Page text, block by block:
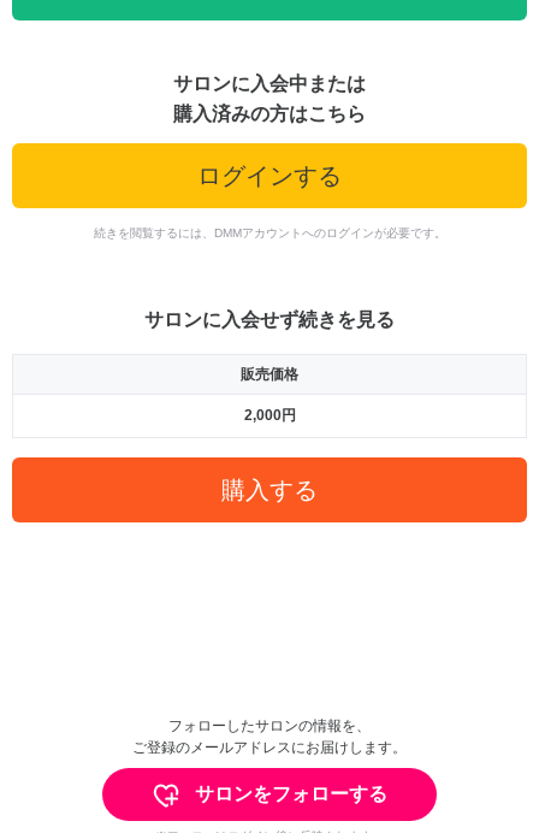
サロンに入会中または
購入済みの方はこちら
ログインする
続きを閲覧するには、DMMアカウントへのログインが必要です。
サロンに入会せず続きを見る
販売価格
2,000円
購入する
フォローしたサロンの情報を、
ご登録のメールアドレスにお届けします。
サロンをフォローする